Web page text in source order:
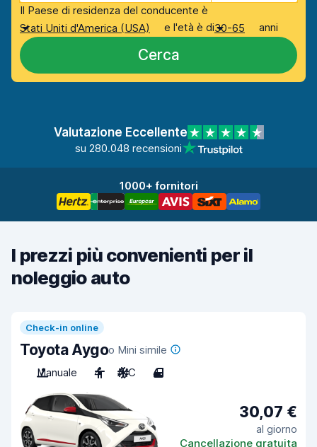
Il Paese di residenza del conducente è
Stati Uniti d'America (USA)
e l'età è di30-65 anni
Cerca
Valutazione Eccellente
su 280.048 recensioni
1000+ fornitori
I prezzi più convenienti per il
noleggio auto
Check-in online
Toyota Aygoo Mini simile
Manuale
4 A/C 4
30,07 €
al giorno
Cancellazione gratuita